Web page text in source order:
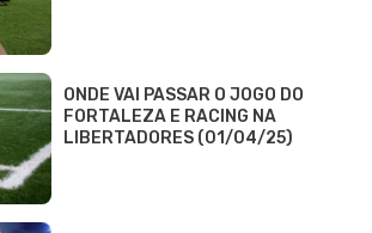
ONDE VAI PASSAR O JOGO DO
FORTALEZA E RACING NA
LIBERTADORES (01/04/25)